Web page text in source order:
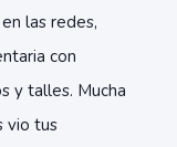
las redes,
con
y talles. Mucha
vio tus